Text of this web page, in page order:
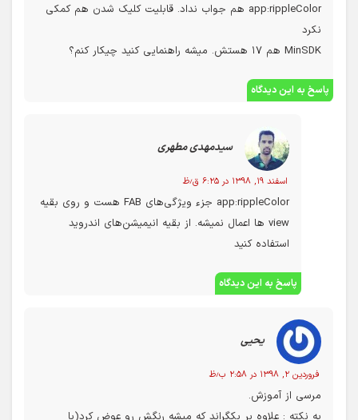
app:rippleColor هم جواب نداد. قابلیت کلیک شدن هم کمکی
نکرد
MinSDK هم ۱۷ هستش. میشه راهنمایی کنید چیکار کنم؟
پاسخ به این دیدگاه
سیدمهدی مطهری
اسفند ۱۹, ۱۳۹۸ در ۶:۲۵ ق٫ظ
app:rippleColor جزء ویژگی‌های FAB هست و روی بقیه
view ها اعمال نمیشه. از بقیه انیمیشن‌های اندروید
استفاده کنید
پاسخ به این دیدگاه
یحیی
فروردین ۲, ۱۳۹۸ در ۲:۵۸ ب٫ظ
مرسی از آموزش.
یه نکته : علاوه بر بکگراند که میشه رنگش رو عوض کرد(با